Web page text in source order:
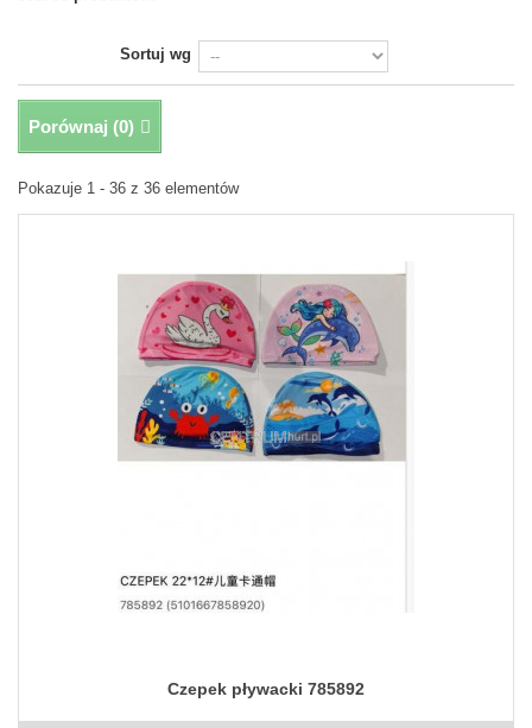
Sortuj wg
Porównaj (0)
Pokazuje 1 - 36 z 36 elementów
Czepek pływacki 785892